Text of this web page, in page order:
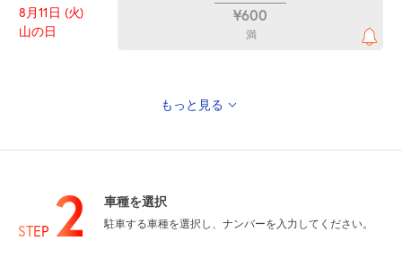
8月11日 (火)
山の日
¥600
満
8月13日 (木)
もっと見る
STEP 2 車種を選択
駐車する車種を選択し、ナンバーを入力してください。